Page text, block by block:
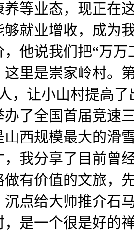
等业态，现正在
就业增收，成为
他说我们把“万
里是崇家岭村。
，让小山村提高
了全国首届竞速
山西规模最大的滑
我分享了目前曾
有价值的文旅，
点给大师推介石
是一个很是好的